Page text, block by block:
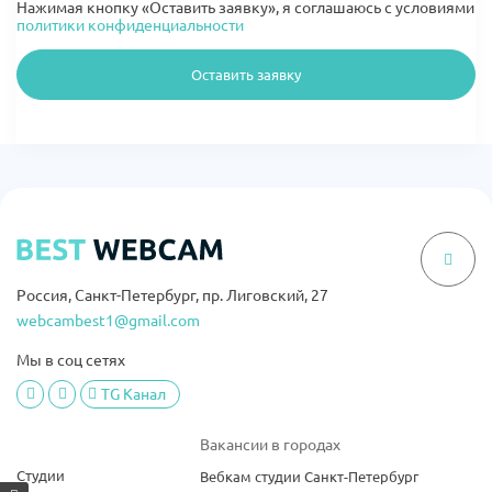
Оставить заявку
Нажимая кнопку «Оставить заявку», я соглашаюсь с условиями
политики конфиденциальности
Россия, Санкт-Петербург, пр. Лиговский, 27
webcambest1@gmail.com
Мы в соц сетях
TG Канал
Студии
Вакансии в городах
Вебкам студии Санкт-Петербург